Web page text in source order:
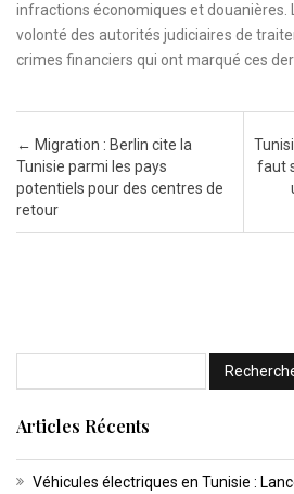
infractions économiques et douanières.
volonté des autorités judiciaires de
crimes financiers qui ont marqué ces
Post navigation
← Migration : Berlin cite la
Tunisie parmi les pays
potentiels pour des centres de
retour
faut
Articles Récents
Véhicules électriques en Tunisie :